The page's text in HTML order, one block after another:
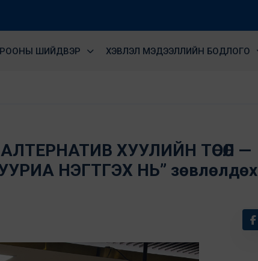
ШИЙДВЭР ХЭВЛЭЛ МЭДЭЭЛЛИЙН БОДЛОГО
ХУУЛИЙН ТӨСӨЛ —
НЭГТГЭХ НЬ” зөвлөлдөх